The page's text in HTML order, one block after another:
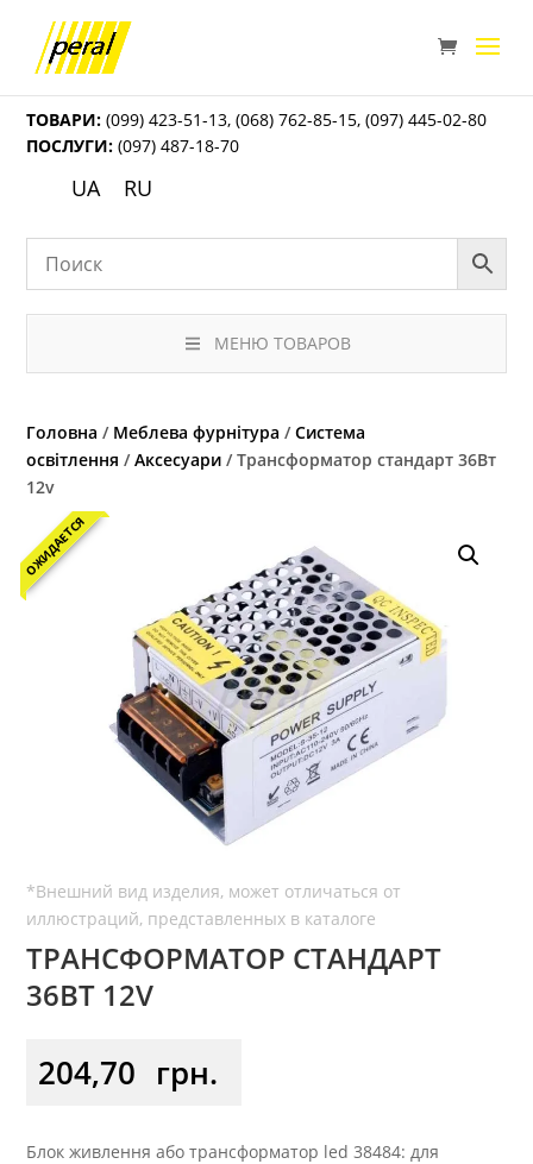
ТОВАРИ: (099) 423-51-13,(068) 762-85-15,(097) 445-02-80
ПОСЛУГИ: (097) 487-18-70
UA RU
МЕНЮ ТОВАРОВ
Головна / Меблева фурнітура /Система
освітлення /Аксесуари / Трансформатор стандарт 36Вт
12v
ОЖИДАЕТСЯ
ТРАНСФОРМАТОР СТАНДАРТ
36ВТ 12V
204,70 грн.
Блок живлення або трансформатор led 38484: для